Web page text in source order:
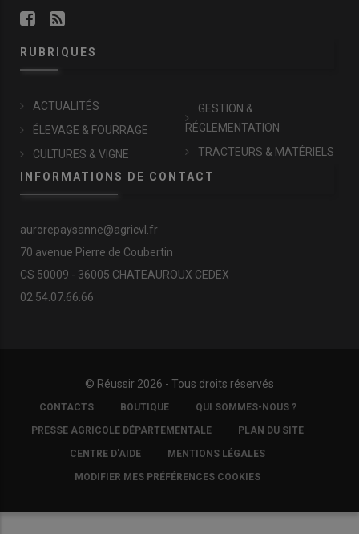
RUBRIQUES
ACTUALITÉS
ÉLEVAGE & FOURRAGE
CULTURES & VIGNE
GESTION &
RÉGLEMENTATION
TRACTEURS & MATÉRIELS
INFORMATIONS DE CONTACT
aurorepaysanne@agricvl.fr
70 avenue Pierre de Coubertin
CS 50009 - 36005 CHATEAUROUX CEDEX
02.54.07.66.66
© Réussir 2026 - Tous droits réservés
FOOTER
COPYRIGHT
CONTACTS BOUTIQUE QUI SOMMES-NOUS ?
PRESSE AGRICOLE DÉPARTEMENTALE PLAN DU SITE
CENTRE D'AIDE MENTIONS LÉGALES
MODIFIER MES PRÉFÉRENCES COOKIES